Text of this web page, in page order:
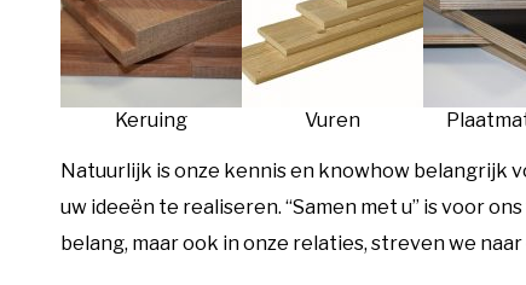
Keruing Vuren
Natuurlijk is onze kennis en knowhow belangrijk
uw ideeën te realiseren. “Samen met u” is voor
belang, maar ook in onze relaties, streven we